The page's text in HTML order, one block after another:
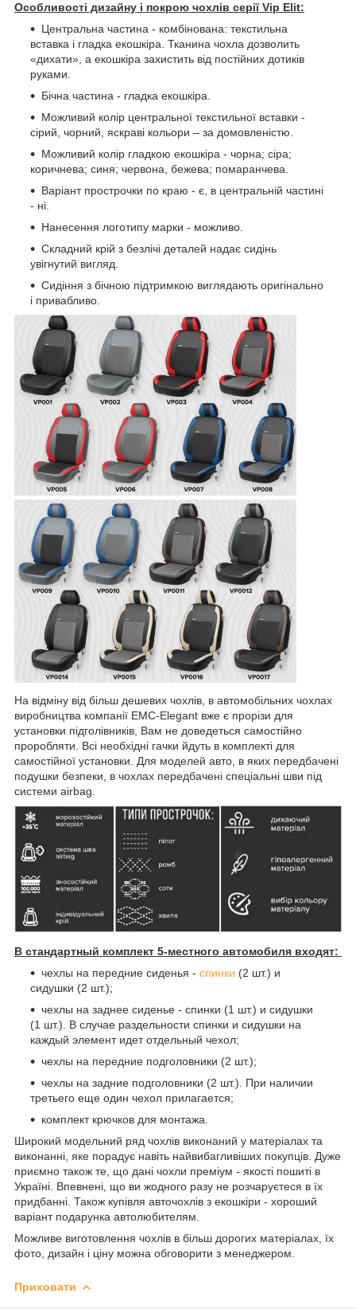
Особливості дизайну і покрою чохлів серії Vip Elit:
Центральна частина - комбінована: текстильна
вставка і гладка екошкіра. Тканина чохла дозволить
«дихати», а екошкіра захистить від постійних дотиків
руками.
Бічна частина - гладка екошкіра.
Можливий колір центральної текстильної вставки -
сірий, чорний, яскраві кольори – за домовленістю.
Можливий колір гладкою екошкіра - чорна; сіра;
коричнева; синя; червона, бежева; помаранчева.
Варіант прострочки по краю - є, в центральній частині
- ні.
Нанесення логотипу марки - можливо.
Складний крій з безлічі деталей надає сидінь
увігнутий вигляд.
Сидіння з бічною підтримкою виглядають оригінально
і привабливо.
На відміну від більш дешевих чохлів, в автомобільних чохлах
виробництва компанії EMC-Elegant вже є прорізи для
установки підголівників, Вам не доведеться самостійно
проробляти. Всі необхідні гачки йдуть в комплекті для
самостійної установки. Для моделей авто, в яких передбачені
подушки безпеки, в чохлах передбачені спеціальні шви під
системи airbag.
В стандартный комплект 5-местного автомобиля входят:
чехлы на передние сиденья - спинки (2 шт.) и
сидушки (2 шт.);
чехлы на заднее сиденье - спинки (1 шт.) и сидушки
(1 шт.). В случае раздельности спинки и сидушки на
каждый элемент идет отдельный чехол;
чехлы на передние подголовники (2 шт.);
чехлы на задние подголовники (2 шт.). При наличии
третьего еще один чехол прилагается;
комплект крючков для монтажа.
Широкий модельний ряд чохлів виконаний у матеріалах та
виконанні, яке порадує навіть найвибагливіших покупців. Дуже
приємно також те, що дані чохли преміум - якості пошиті в
Україні. Впевнені, що ви жодного разу не розчаруєтеся в їх
придбанні. Також купівля авточохлів з екошкіри - хороший
варіант подарунка автолюбителям.
Можливе виготовлення чохлів в більш дорогих матеріалах, їх
фото, дизайн і ціну можна обговорити з менеджером.
Приховати